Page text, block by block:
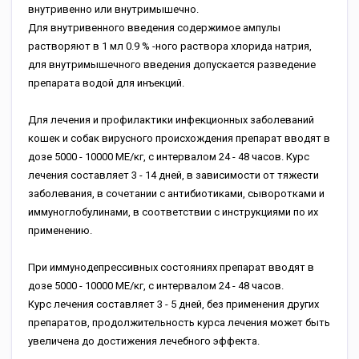
внутривенно или внутримышечно.
Для внутривенного введения содержимое ампулы
растворяют в 1 мл 0.9 % -ного раствора хлорида натрия,
для внутримышечного введения допускается разведение
препарата водой для инъекций.
Для лечения и профилактики инфекционных заболеваний
кошек и собак вирусного происхождения препарат вводят в
дозе 5000 - 10000 МЕ/кг, с интервалом 24 - 48 часов. Курс
лечения составляет 3 - 14 дней, в зависимости от тяжести
заболевания, в сочетании с антибиотиками, сыворотками и
иммуноглобулинами, в соответствии с инструкциями по их
применению.
При иммунодепрессивных состояниях препарат вводят в
дозе 5000 - 10000 МЕ/кг, с интервалом 24 - 48 часов.
Курс лечения составляет 3 - 5 дней, без применения других
препаратов, продолжительность курса лечения может быть
увеличена до достижения лечебного эффекта.